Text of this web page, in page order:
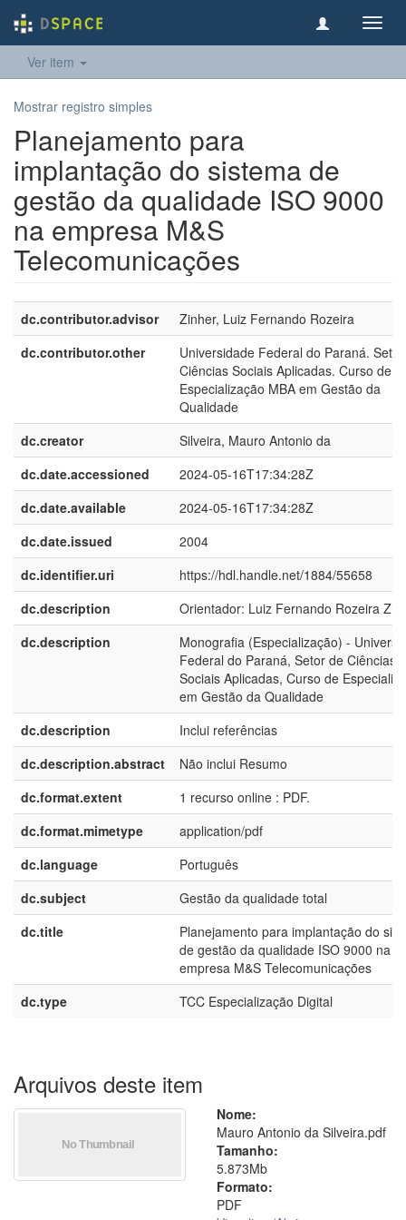
Ver item
Mostrar registro simples
Planejamento para
implantação do sistema de
gestão da qualidade ISO 9000
na empresa M&S
Telecomunicações
dc.contributor.advisor
Zinher, Luiz Fernando Rozeira
dc.contributor.other
Universidade Federal do Paraná.
Ciências Sociais Aplicadas. Curso de
Especialização MBA em Gestão da
Qualidade
dc.creator
Silveira, Mauro Antonio da
dc.date.accessioned
2024-05-16T17:34:28Z
dc.date.available
2024-05-16T17:34:28Z
dc.date.issued
2004
dc.identifier.uri
https://hdl.handle.net/1884/55658
dc.description
Orientador: Luiz Fernando Rozeira
dc.description
Monografia (Especialização) -
Federal do Paraná, Setor de Ciências
Sociais Aplicadas, Curso de
em Gestão da Qualidade
dc.description
Inclui referências
dc.description.abstract
Não inclui Resumo
dc.format.extent
1 recurso online : PDF.
dc.format.mimetype
application/pdf
dc.language
Português
dc.subject
Gestão da qualidade total
dc.title
Planejamento para implantação do
de gestão da qualidade ISO 9000 na
empresa M&S Telecomunicações
dc.type
TCC Especialização Digital
Arquivos deste item
Nome:
Mauro Antonio da Silveira.pdf
Tamanho:
5.873Mb
Formato:
PDF